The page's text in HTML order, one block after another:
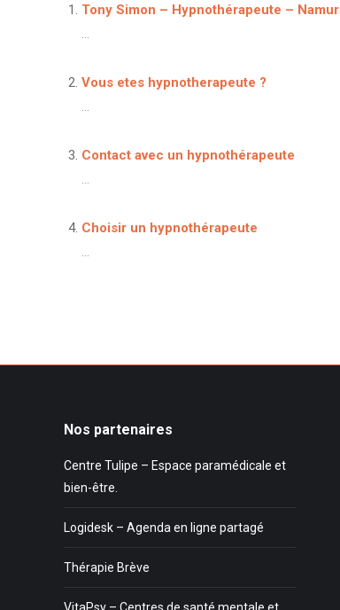
Tony Simon – Hypnothérapeute – Namur
...
Vous etes hypnotherapeute ?
...
Contact avec un hypnothérapeute
...
Choisir un hypnothérapeute
...
Nos partenaires
Centre Tulipe – Espace paramédicale et
bien-être.
Logidesk – Agenda en ligne partagé
Thérapie Brève